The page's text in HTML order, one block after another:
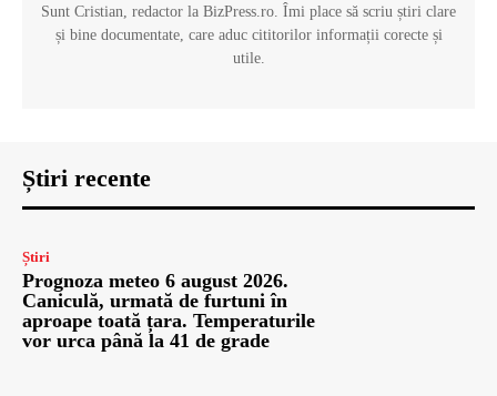
Sunt Cristian, redactor la BizPress.ro. Îmi place să scriu știri clare
și bine documentate, care aduc cititorilor informații corecte și
utile.
Știri recente
Știri
Prognoza meteo 6 august 2026.
Caniculă, urmată de furtuni în
aproape toată țara. Temperaturile
vor urca până la 41 de grade